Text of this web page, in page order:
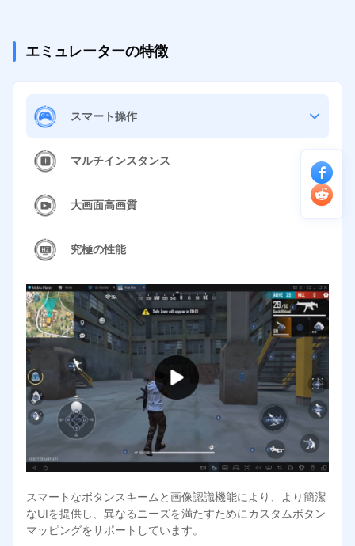
エミュレーターの特徴
スマート操作
マルチインスタンス
大画面高画質
究極の性能
スマートなボタンスキームと画像認識機能により、より簡潔
なUIを提供し、異なるニーズを満たすためにカスタムボタン
マッピングをサポートしています。